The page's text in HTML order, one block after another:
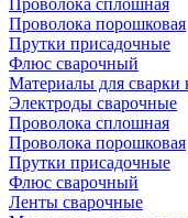
Проволока сплошная
Проволока порошковая
Прутки присадочные
Флюс сварочный
Материалы для
Электроды сварочные
Проволока сплошная
Проволока порошковая
Прутки присадочные
Флюс сварочный
Ленты сварочные